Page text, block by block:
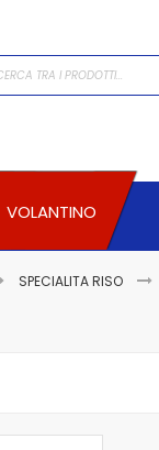
VOLANTINO
SPECIALITA RISO